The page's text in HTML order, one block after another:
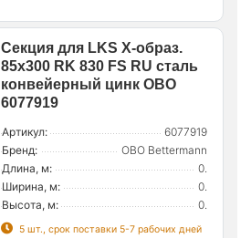
Секция для LKS Х-образ.
85х300 RK 830 FS RU сталь
конвейерный цинк OBO
6077919
Артикул:
6077919
Бренд:
OBO Bettermann
Длина, м:
0.
Ширина, м:
0.
Высота, м:
0.
5 шт., срок поставки 5-7 рабочих дней